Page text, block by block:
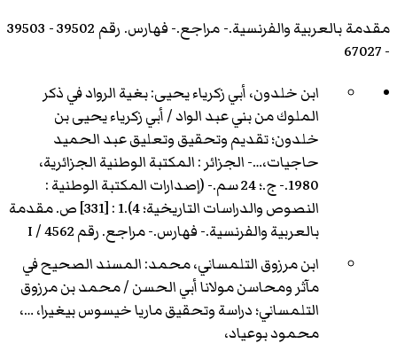
مقدمة بالعربية والفرنسية.- مراجع.- فهارس. رقم 39502 - 39503
- 67027
ابن خلدون، أبي زكرياء يحيى: بغية الرواد في ذكر
الملوك من بني عبد الواد / أبي زكرياء يحيى بن
خلدون؛ تقديم وتحقيق وتعليق عبد الحميد
حاجيات،…- الجزائر : المكتبة الوطنية الجزائرية،
1980.- ج.؛ 24 سم.- (إصدارات المكتبة الوطنية :
النصوص والدراسات التاريخية؛ 4).1 : [331] ص. مقدمة
بالعربية والفرنسية.- فهارس.- مراجع. رقم I / 4562
ابن مرزوق التلمساني، محمد: المسند الصحيح في
مآثر ومحاسن مولانا أبي الحسن / محمد بن مرزوق
التلمساني؛ دراسة وتحقيق ماريا خيسوس بيغيرا، …،
محمود بوعياد،